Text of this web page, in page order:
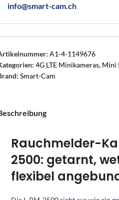
info@smart-cam.ch
A1-4-1149676
4G LTE Minikameras, Mini
Smart-Cam
Rauchmelder-
2500: getarnt,
flexibel